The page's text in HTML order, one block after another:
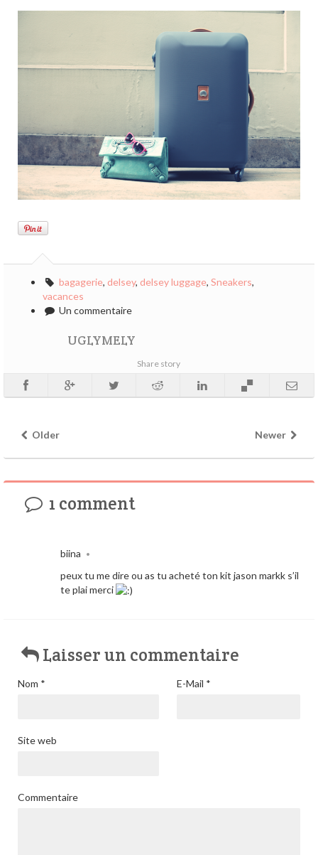
bagagerie, delsey, delsey luggage, Sneakers,
vacances
Un commentaire
UGLYMELY
Share story
Older Newer
1 comment
biina •
peux tu me dire ou as tu acheté ton kit jason markk s’il
te plai merci
Laisser un commentaire
Nom * E-Mail *
Site web
Commentaire